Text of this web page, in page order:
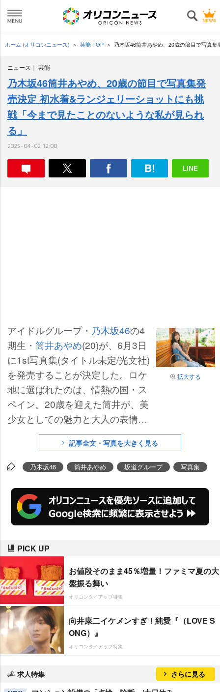
ホーム (オリコンニュース) 芸能 TOP 乃木坂46筒井あやめ、20歳の節目で写真
ニュース 芸能
乃木坂46筒井あやめ、20歳の節目で写真集発
売決定 初水着&ランジェリーショットにも挑
戦「今まで見たことのないような私が見られ
る」
2025-04-02 12:00
拡大する
アイドルグループ・ 乃木坂46の4
期生・ 筒井あやめ(20)が、6月3日
に1st写真集(タイトル未定/光文社)
を発売することが決定した。ロケ
地に選ばれたのは、情熱の国・ス
ペイン。20歳を迎えた筒井が、美
少女としての魅力と大人の表情を
見せる一冊となる。
記事全文・写真を大きく見る
乃木坂46 筒井あやめ 坂道グループ 写真集
PICK UP
お値段そのまま45％増量！ファミマ夏の大
盤振る舞い
オリコンタイアップ特集
向井康二イケメンすぎ！純愛『（LOVE S
ONG）』
オリコンタイアップ特集
求人特集 さらに見る